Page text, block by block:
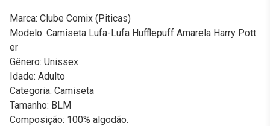
Marca: Clube Comix (Piticas)
Modelo: Camiseta Lufa-Lufa Hufflepuff Amarela Harry Pott
er
Gênero: Unissex
Idade: Adulto
Categoria: Camiseta
Tamanho: BLM
Composição: 100% algodão.